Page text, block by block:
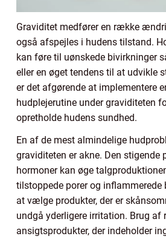
Graviditet medfører en række
også afspejles i hudens tilstand.
kan føre til uønskede bivirkninger
eller en øget tendens til at udvikle
er det afgørende at implementere
hudplejerutine under graviditeten
opretholde hudens sundhed.
En af de mest almindelige
graviditeten er akne. Den stigende
hormoner kan øge
tilstoppede porer og inflammerede
at vælge produkter, der er
undgå yderligere irritation. Brug af
ansigtsprodukter, der indeholder